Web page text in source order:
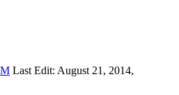
Last Edit: August 21, 2014,